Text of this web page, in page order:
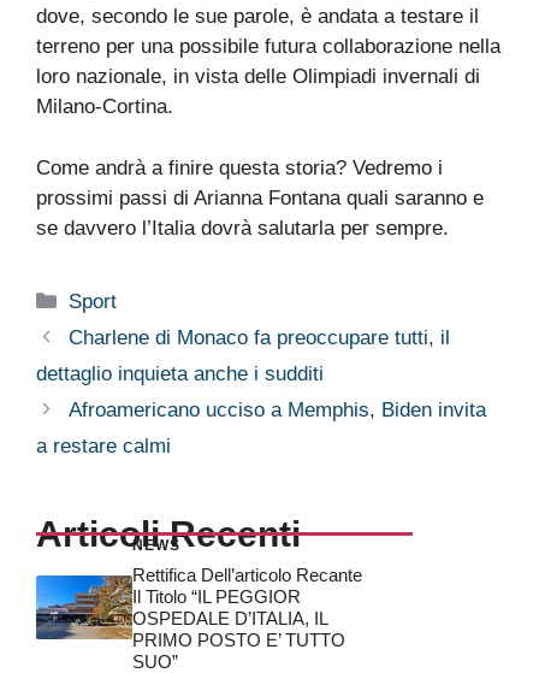
dove, secondo le sue parole, è andata a testare il
terreno per una possibile futura collaborazione nella
loro nazionale, in vista delle Olimpiadi invernali di
Milano-Cortina.
Come andrà a finire questa storia? Vedremo i
prossimi passi di Arianna Fontana quali saranno e
se davvero l’Italia dovrà salutarla per sempre.
Categorie
Sport
Charlene di Monaco fa preoccupare tutti, il
dettaglio inquieta anche i sudditi
Afroamericano ucciso a Memphis, Biden invita
a restare calmi
Articoli Recenti
NEWS
Rettifica Dell’articolo Recante
Il Titolo “IL PEGGIOR
OSPEDALE D’ITALIA, IL
PRIMO POSTO E’ TUTTO
SUO”